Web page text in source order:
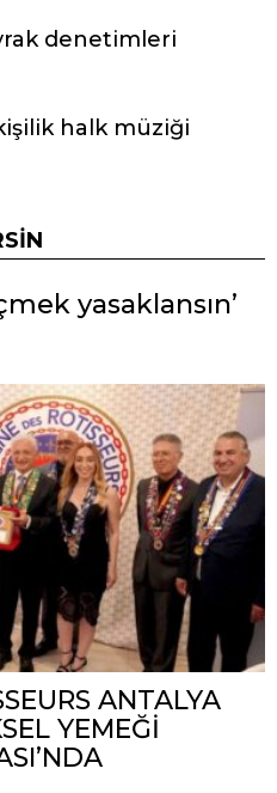
denetimleri
halk müziği
yasaklansın’
ANTALYA
YEMEĞİ